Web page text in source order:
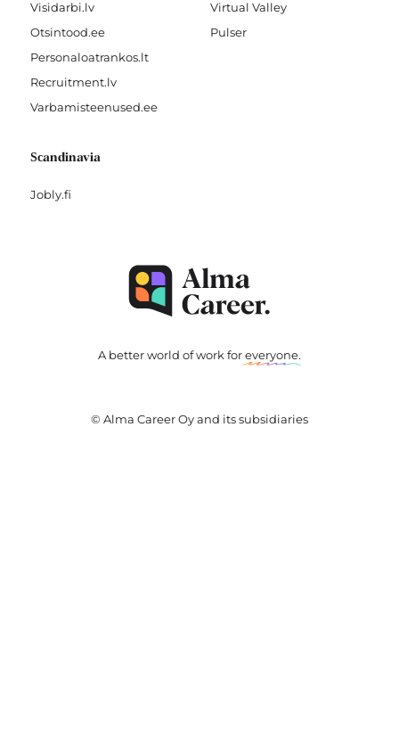
Visidarbi.lv
Otsintood.ee
Personaloatrankos.lt
Recruitment.lv
Varbamisteenused.ee
Virtual Valley
Pulser
Scandinavia
Jobly.fi
A better world of work foreveryone.
© Alma Career Oy and its subsidiaries